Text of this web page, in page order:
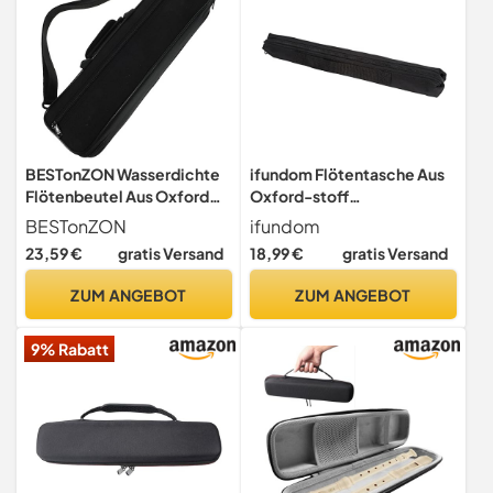
BESTonZON Wasserdichte
Flötenbeutel Aus Oxford
Stoff 15.35X4.13X2.76 Zoll
Leichte
Aufbewahrungstasche Für
Mit Praktischem Trageband
BESTonZON
23,59 € gratis Versand
ZUM ANGEBOT
ifundom Flötentasche Aus
Oxford-stoff
Wasserabweisend Und
Langlebig Für Vertikale
Flöten Und Mini-saxophone
Kratzern Leicht Und Tragbar
ifundom
18,99 € gratis Versand
ZUM ANGEBOT
9% Rabatt